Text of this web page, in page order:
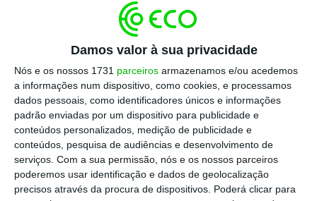
Damos valor à sua privacidade
Nós e os nossos 1731 parceiros armazenamos e/ou acedemos
a informações num dispositivo, como cookies, e processamos
dados pessoais, como identificadores únicos e informações
padrão enviadas por um dispositivo para publicidade e
conteúdos personalizados, medição de publicidade e
conteúdos, pesquisa de audiências e desenvolvimento de
serviços. Com a sua permissão, nós e os nossos parceiros
poderemos usar identificação e dados de geolocalização
precisos através da procura de dispositivos. Poderá clicar para